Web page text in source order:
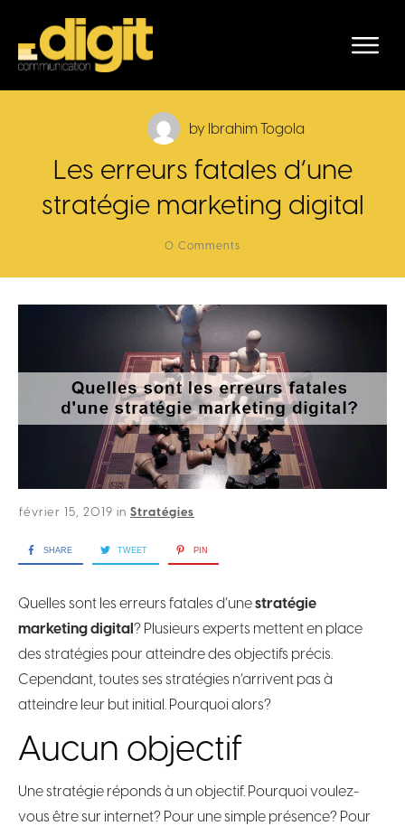
by Ibrahim Togola
Les erreurs fatales d’une
stratégie marketing digital
0 Comments
février 15, 2019 in Stratégies
SHARE TWEET PIN
Quelles sont les erreurs fatales d’unestratégie
marketing digital ? Plusieurs experts mettent en place
des stratégies pour atteindre des objectifs précis.
Cependant, toutes ses stratégies n’arrivent pas à
atteindre leur but initial. Pourquoi alors?
Aucun objectif
Une stratégie réponds à un objectif. Pourquoi voulez-
vous être sur internet? Pour une simple présence? Pour